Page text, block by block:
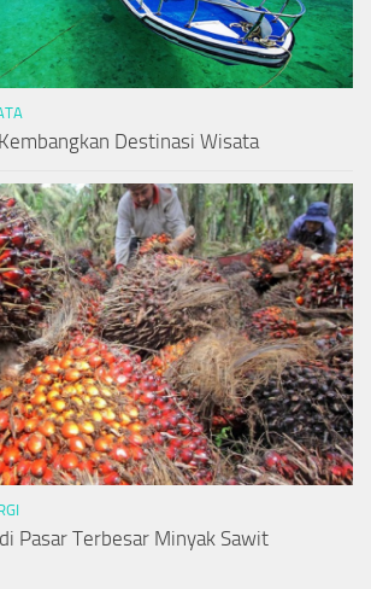
Destinasi Wisata
Pasar Terbesar Minyak Sawit